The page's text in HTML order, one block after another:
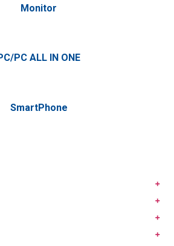
Monitor
PC ALL IN ONE
SmartPhone
+
+
+
+